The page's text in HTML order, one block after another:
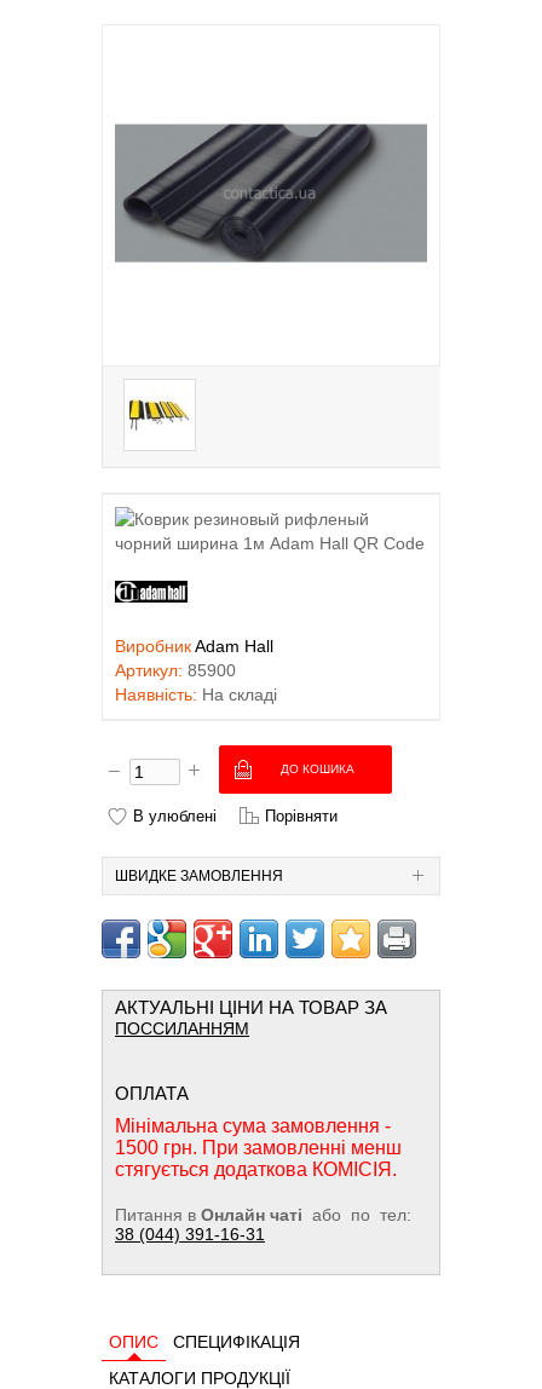
ВиробникAdam Hall
Артикул: 85900
Наявність: На складі
В улюблені Порівняти
ШВИДКЕ ЗАМОВЛЕННЯ
АКТУАЛЬНІ ЦІНИ НА ТОВАР ЗА
ПОССИЛАННЯМ
ОПЛАТА
Мінімальна сума замовлення -
1500 грн. При замовленні менш
стягується додаткова КОМІСІЯ.
Питання в Онлайн чаті або по тел:
38 (044) 391-16-31
ОПИС
СПЕЦИФІКАЦІЯ
КАТАЛОГИ ПРОДУКЦІЇ